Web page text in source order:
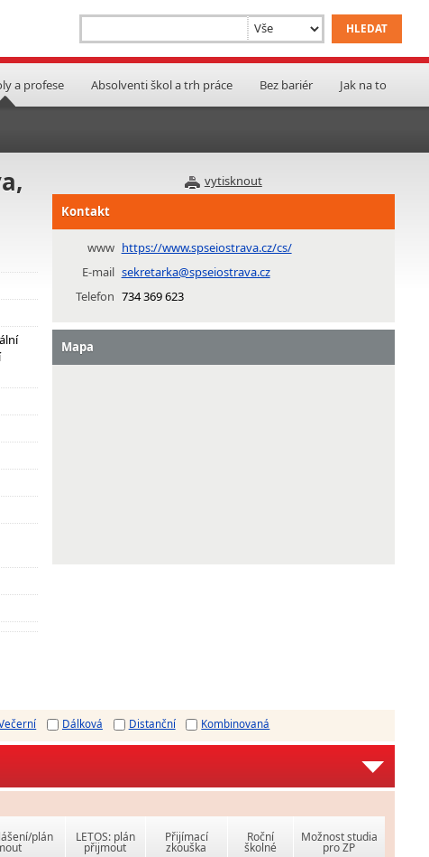
a profese Absolventi škol a trh práce Bez bariér Jak na to
vytisknout
Kontakt
www https://www.spseiostrava.cz/cs/
E-mail sekretarka@spseiostrava.cz
Telefon 734 369 623
Mapa
Dálková Distanční Kombinovaná
plán LETOS: plán
přijmout
Přijímací
zkouška
Roční
školné
Možnost studia
pro ZP